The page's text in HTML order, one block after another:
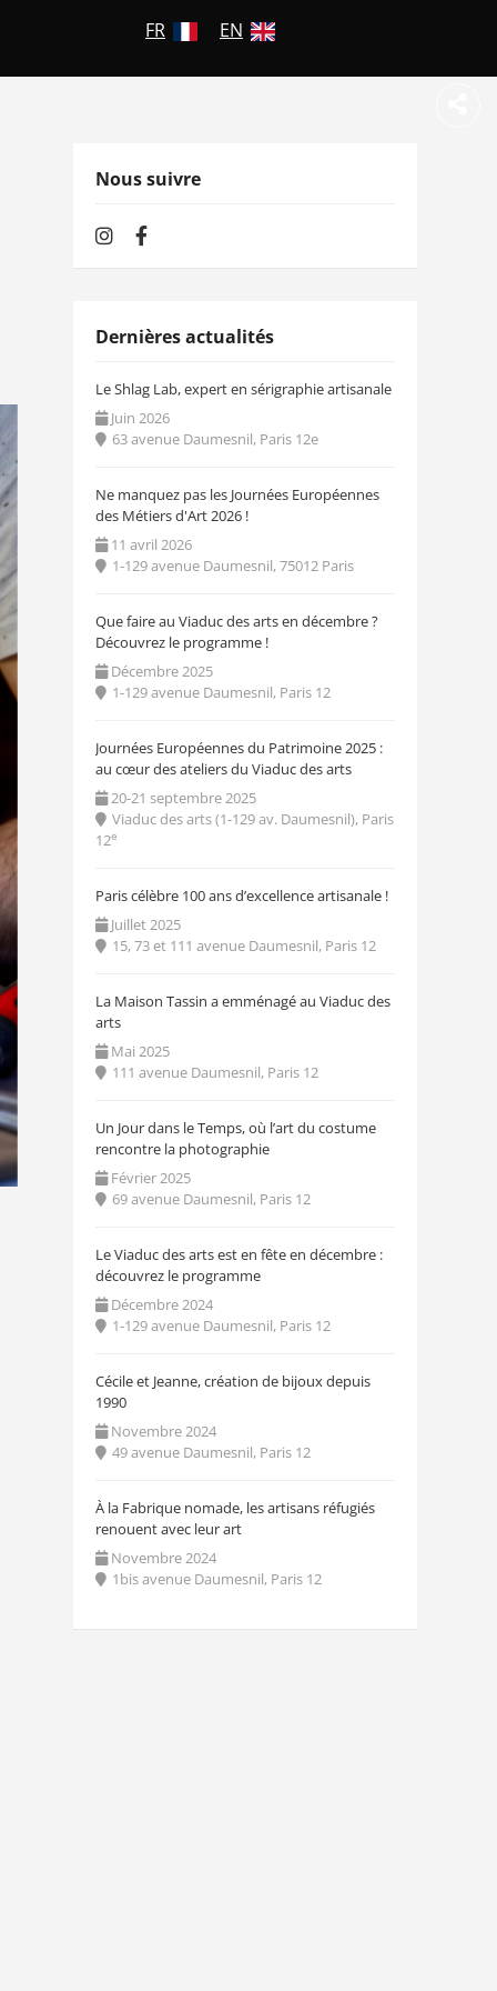
FR EN
Nous suivre
Dernières actualités
Le Shlag Lab, expert en sérigraphie artisanale
Juin 2026
63 avenue Daumesnil, Paris 12e
Ne manquez pas les Journées Européennes
des Métiers d'Art 2026 !
11 avril 2026
1-129 avenue Daumesnil, 75012 Paris
Que faire au Viaduc des arts en décembre ?
Découvrez le programme !
Décembre 2025
1-129 avenue Daumesnil, Paris 12
Journées Européennes du Patrimoine 2025 :
au cœur des ateliers du Viaduc des arts
20-21 septembre 2025
Viaduc des arts (1-129 av. Daumesnil), Paris
12e
Paris célèbre 100 ans d’excellence artisanale !
Juillet 2025
15, 73 et 111 avenue Daumesnil, Paris 12
La Maison Tassin a emménagé au Viaduc des
arts
Mai 2025
111 avenue Daumesnil, Paris 12
Un Jour dans le Temps, où l’art du costume
rencontre la photographie
Février 2025
69 avenue Daumesnil, Paris 12
Le Viaduc des arts est en fête en décembre :
découvrez le programme
Décembre 2024
1-129 avenue Daumesnil, Paris 12
Cécile et Jeanne, création de bijoux depuis
1990
Novembre 2024
49 avenue Daumesnil, Paris 12
À la Fabrique nomade, les artisans réfugiés
renouent avec leur art
Novembre 2024
1bis avenue Daumesnil, Paris 12